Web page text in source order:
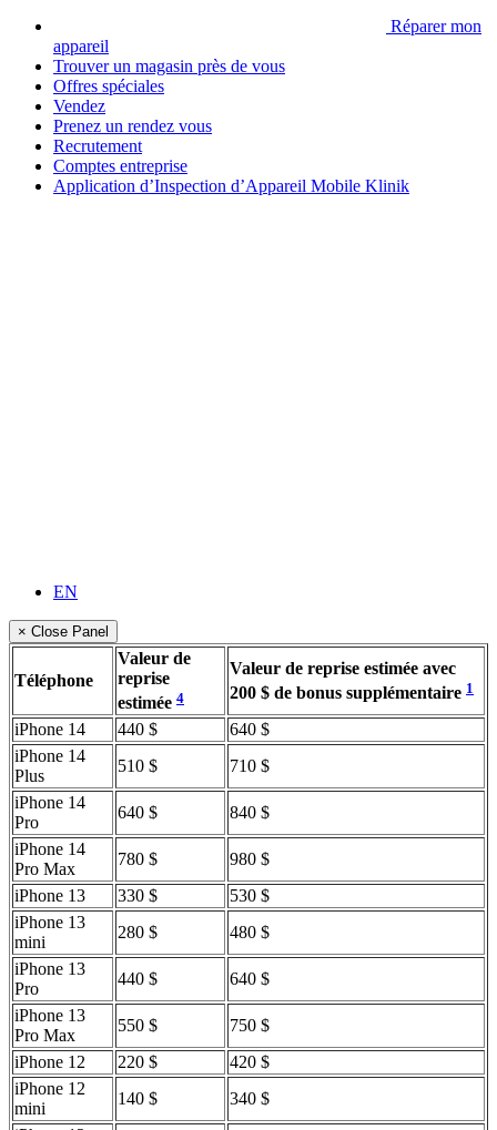
Réparer mon
appareil
Trouver un magasin près de vous
Offres spéciales
Vendez
Prenez un rendez vous
Recrutement
Comptes entreprise
Application d’Inspection d’Appareil Mobile Klinik
EN
× Close Panel
Téléphone
Valeur de
reprise
estimée 4
Valeur de reprise estimée avec
200 $ de bonus supplémentaire 1
iPhone 14 440 $
640 $
iPhone 14
Plus
510 $
710 $
iPhone 14
Pro
640 $
840 $
iPhone 14
Pro Max
780 $
980 $
iPhone 13
330 $
530 $
iPhone 13
mini
280 $
480 $
iPhone 13
Pro
440 $
640 $
iPhone 13
Pro Max
550 $
750 $
iPhone 12
220 $
420 $
iPhone 12
mini
140 $
340 $